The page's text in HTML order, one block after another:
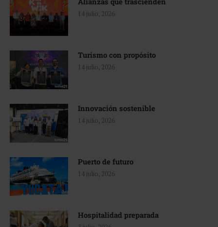
14 julio, 2026
Turismo con propósito
14 julio, 2026
Innovación sostenible
14 julio, 2026
Puerto de futuro
14 julio, 2026
Hospitalidad preparada